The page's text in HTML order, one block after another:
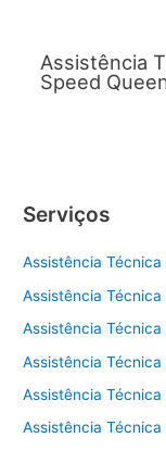
Assistência
Speed
Serviços
Assistência
Assistência
Assistência
Assistência
Assistência
Assistência